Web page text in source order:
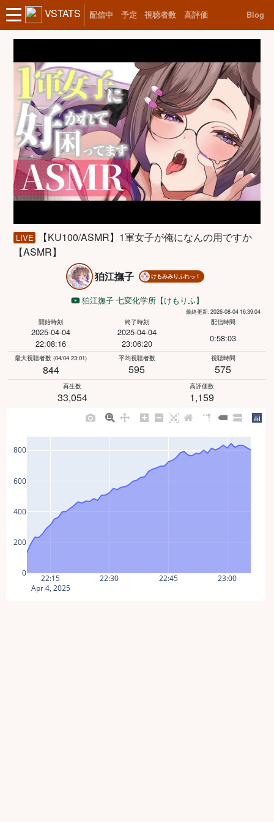
VSTATS 配信中 予定 視聴者数 高評価 Blog
LIVE
【KU100/ASMR】1軍女子が俺になんの用ですか
【ASMR】
狛江撫子
けもみみりふれっ！
狛江撫子 七変化学所【けもりふ】
最終更新: 2026-08-04 16:39:04
開始時刻
2025-04-04
22:08:16
終了時刻
2025-04-04
23:06:20
配信時間
0:58:03
最大視聴者数 (04/04 23:01)
844
平均視聴者数
595
視聴時間
575
再生数
33,054
高評価数
1,159
22:15
Apr 4, 2025
22:30 22:45 23:00
0
200
400
600
800